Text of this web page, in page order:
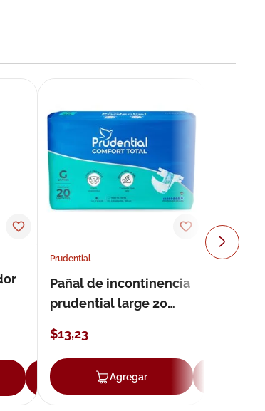
Agregar
Prudential
Pañal de incontinencia
prudential large 20
$13,23
Agregar